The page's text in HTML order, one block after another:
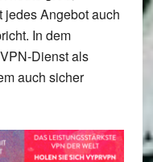
Angebot auch
In dem
Dienst als
auch sicher